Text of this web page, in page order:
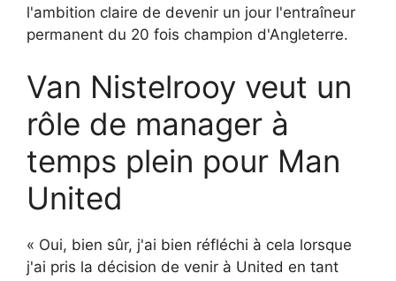
l'ambition claire de devenir un jour l'entraîneur
permanent du 20 fois champion d'Angleterre.
Van Nistelrooy veut un
rôle de manager à
temps plein pour Man
United
« Oui, bien sûr, j'ai bien réfléchi à cela lorsque
j'ai pris la décision de venir à United en tant